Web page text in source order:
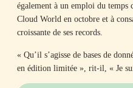
également à un emploi du temps
Cloud World en octobre et à
croissante de ses records.
« Qu’il s’agisse de bases de
en édition limitée », rit-il, « Je